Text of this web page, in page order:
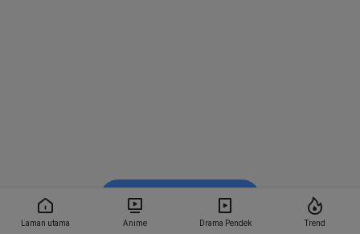
Laman utama Anime Drama Pendek Trend
Tonton dalam BiliBili